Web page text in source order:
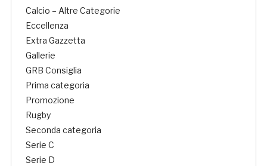
Calcio – Altre Categorie
Eccellenza
Extra Gazzetta
Gallerie
GRB Consiglia
Prima categoria
Promozione
Rugby
Seconda categoria
Serie C
Serie D